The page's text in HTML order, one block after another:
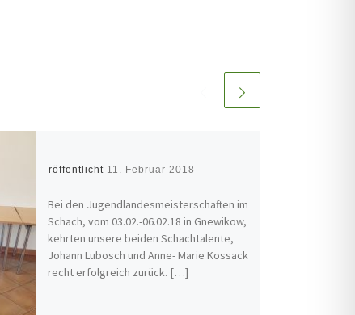
Veröffentlicht 11. Februar 2018
Bei den Jugendlandesmeisterschaften im
Schach, vom 03.02.-06.02.18 in Gnewikow,
kehrten unsere beiden Schachtalente,
Johann Lubosch und Anne- Marie Kossack
recht erfolgreich zurück. […]